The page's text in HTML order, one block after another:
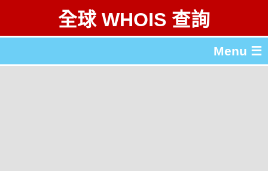
全球 WHOIS 查詢
Menu ☰